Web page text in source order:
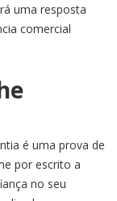
uma resposta
comercial
é uma prova de
por escrito a
no seu